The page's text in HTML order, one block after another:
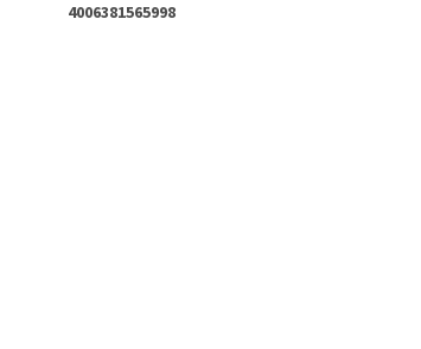
4006381565998